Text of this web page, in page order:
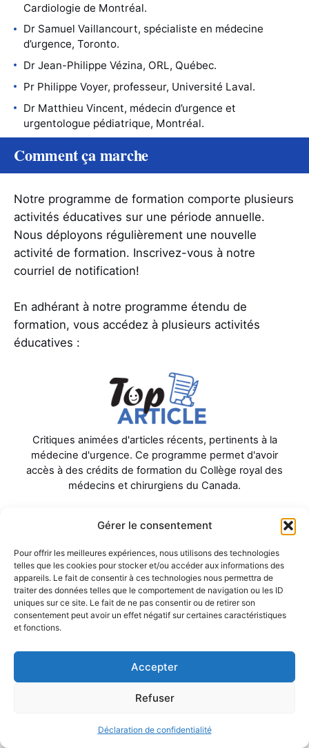
Gérer le consentement
Pour offrir les meilleures expériences, nous utilisons des technologies
telles que les cookies pour stocker et/ou accéder aux informations des
appareils. Le fait de consentir à ces technologies nous permettra de
traiter des données telles que le comportement de navigation ou les ID
uniques sur ce site. Le fait de ne pas consentir ou de retirer son
consentement peut avoir un effet négatif sur certaines caractéristiques
et fonctions.
Accepter
Refuser
Déclaration de confidentialité
Cardiologie de Montréal.
Dr Samuel Vaillancourt, spécialiste en médecine
d’urgence, Toronto.
Dr Jean-Philippe Vézina, ORL, Québec.
Pr Philippe Voyer, professeur, Université Laval.
Dr Matthieu Vincent, médecin d’urgence et
urgentologue pédiatrique, Montréal.
Comment ça marche
Notre programme de formation comporte plusieurs
activités éducatives sur une période annuelle.
Nous déployons régulièrement une nouvelle
activité de formation. Inscrivez-vous à notre
courriel de notification!
En adhérant à notre programme étendu de
formation, vous accédez à plusieurs activités
éducatives :
Critiques animées d'articles récents, pertinents à la
médecine d'urgence. Ce programme permet d'avoir
accès à des crédits de formation du Collège royal des
médecins et chirurgiens du Canada.
Dans cette section, vous retrouverez des « Top Article -
Club ». Cette activité de formation comprend une analyse
de soins et des apprenants. C’est souvent à l’image des
clubs de lecture!
Top en UN (une vidéo animée résumant un sujet « chaud
formation et les commentaires de notre communauté de